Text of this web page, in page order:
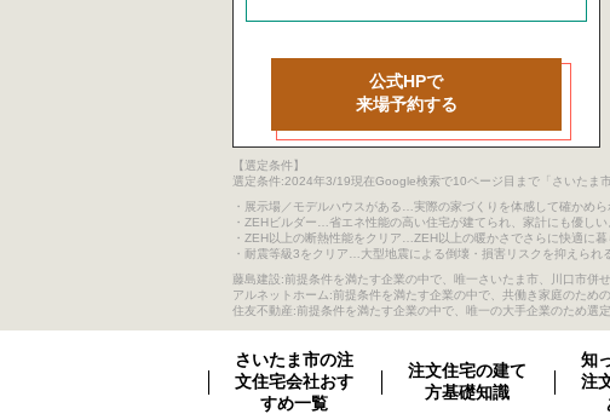
公式HPで
来場予約する
【選定条件】
選定条件:2024年3/19現在Google検索で10ページ目まで「さいたま
・展示場／モデルハウスがある…実際の家づくりを体感して確かめら
・ZEHビルダー…省エネ性能の高い住宅が建てられ、家計にも優しい
・ZEH以上の断熱性能をクリア…ZEH以上の暖かさでさらに快適に暮
・耐震等級3をクリア…大型地震による倒壊・損害リスクを抑えられ
藤島建設:前提条件を満たす企業の中で、唯一さいたま市、川口市併
アルネットホーム:前提条件を満たす企業の中で、共働き家庭のため
住友不動産:前提条件を満たす企業の中で、唯一の大手企業のため選定
さいたま市の注
文住宅会社おす
すめ一覧
注文住宅の建て
方基礎知識
知
注